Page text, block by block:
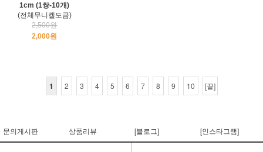
1cm (1쌍-10개)
(전체무니켈도금)
2,500원
2,000원
1 2 3 4 5 6 7 8 9 10 [끝]
문의게시판 상품리뷰 [블로그] [인스타그램]